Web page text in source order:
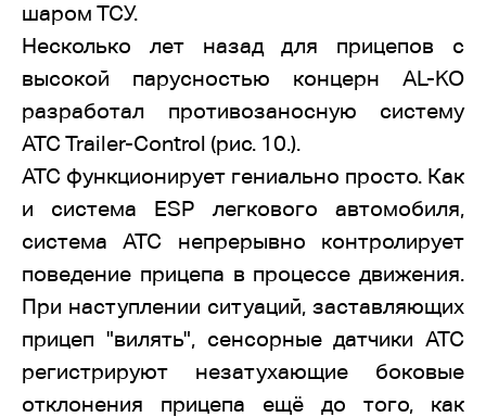
шаром ТСУ.
Несколько лет назад для прицепов с
высокой парусностью концерн AL-KO
разработал противозаносную систему
ATC Trailer-Control (рис. 10.).
ATC функционирует гениально просто. Как
и система ESP легкового автомобиля,
система ATC непрерывно контролирует
поведение прицепа в процессе движения.
При наступлении ситуаций, заставляющих
прицеп "вилять", сенсорные датчики АТС
регистрируют незатухающие боковые
отклонения прицепа ещё до того, как